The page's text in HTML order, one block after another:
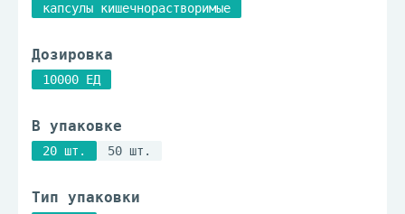
капсулы кишечнорастворимые
Дозировка
10000 ЕД
В упаковке
20 шт. 50 шт.
Тип упаковки